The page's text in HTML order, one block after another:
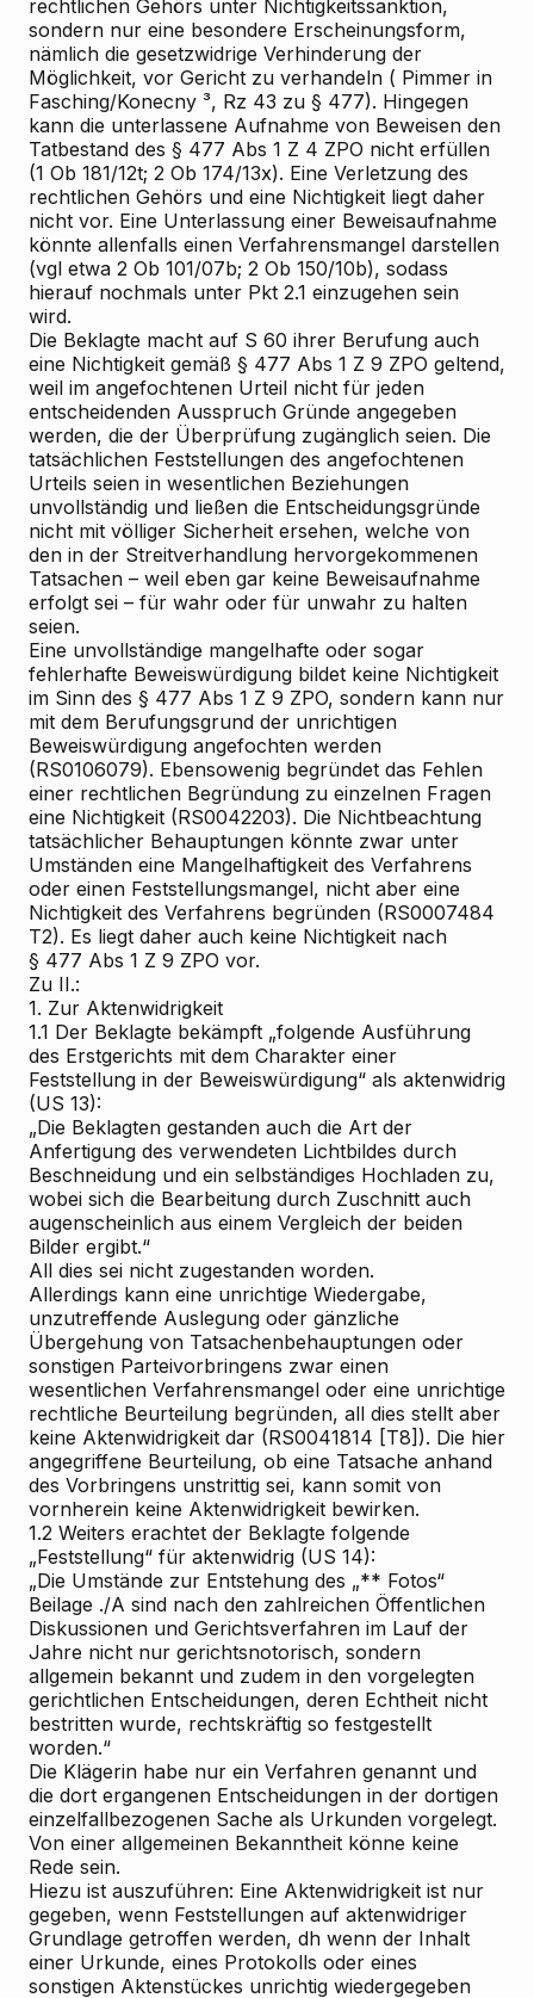
rechtlichen Gehörs unter Nichtigkeitssanktion,
sondern nur eine besondere Erscheinungsform,
nämlich die gesetzwidrige Verhinderung der
Möglichkeit, vor Gericht zu verhandeln ( Pimmer in
Fasching/Konecny ³, Rz 43 zu § 477). Hingegen
kann die unterlassene Aufnahme von Beweisen den
Tatbestand des § 477 Abs 1 Z 4 ZPO nicht erfüllen
(1 Ob 181/12t; 2 Ob 174/13x). Eine Verletzung des
rechtlichen Gehörs und eine Nichtigkeit liegt daher
nicht vor. Eine Unterlassung einer Beweisaufnahme
könnte allenfalls einen Verfahrensmangel darstellen
(vgl etwa 2 Ob 101/07b; 2 Ob 150/10b), sodass
hierauf nochmals unter Pkt 2.1 einzugehen sein
wird.
Die Beklagte macht auf S 60 ihrer Berufung auch
eine Nichtigkeit gemäß § 477 Abs 1 Z 9 ZPO geltend,
weil im angefochtenen Urteil nicht für jeden
entscheidenden Ausspruch Gründe angegeben
werden, die der Überprüfung zugänglich seien. Die
tatsächlichen Feststellungen des angefochtenen
Urteils seien in wesentlichen Beziehungen
unvollständig und ließen die Entscheidungsgründe
nicht mit völliger Sicherheit ersehen, welche von
den in der Streitverhandlung hervorgekommenen
Tatsachen – weil eben gar keine Beweisaufnahme
erfolgt sei – für wahr oder für unwahr zu halten
seien.
Eine unvollständige mangelhafte oder sogar
fehlerhafte Beweiswürdigung bildet keine Nichtigkeit
im Sinn des § 477 Abs 1 Z 9 ZPO, sondern kann nur
mit dem Berufungsgrund der unrichtigen
Beweiswürdigung angefochten werden
(RS0106079). Ebensowenig begründet das Fehlen
einer rechtlichen Begründung zu einzelnen Fragen
eine Nichtigkeit (RS0042203). Die Nichtbeachtung
tatsächlicher Behauptungen könnte zwar unter
Umständen eine Mangelhaftigkeit des Verfahrens
oder einen Feststellungsmangel, nicht aber eine
Nichtigkeit des Verfahrens begründen (RS0007484
T2). Es liegt daher auch keine Nichtigkeit nach
§ 477 Abs 1 Z 9 ZPO vor.
Zu II.:
1. Zur Aktenwidrigkeit
1.1 Der Beklagte bekämpft „folgende Ausführung
des Erstgerichts mit dem Charakter einer
Feststellung in der Beweiswürdigung“ als aktenwidrig
(US 13):
„Die Beklagten gestanden auch die Art der
Anfertigung des verwendeten Lichtbildes durch
Beschneidung und ein selbständiges Hochladen zu,
wobei sich die Bearbeitung durch Zuschnitt auch
augenscheinlich aus einem Vergleich der beiden
Bilder ergibt.“
All dies sei nicht zugestanden worden.
Allerdings kann eine unrichtige Wiedergabe,
unzutreffende Auslegung oder gänzliche
Übergehung von Tatsachenbehauptungen oder
sonstigen Parteivorbringens zwar einen
wesentlichen Verfahrensmangel oder eine unrichtige
rechtliche Beurteilung begründen, all dies stellt aber
keine Aktenwidrigkeit dar (RS0041814 [T8]). Die hier
angegriffene Beurteilung, ob eine Tatsache anhand
des Vorbringens unstrittig sei, kann somit von
vornherein keine Aktenwidrigkeit bewirken.
1.2 Weiters erachtet der Beklagte folgende
„Feststellung“ für aktenwidrig (US 14):
„Die Umstände zur Entstehung des „** Fotos“
Beilage ./A sind nach den zahlreichen Öffentlichen
Diskussionen und Gerichtsverfahren im Lauf der
Jahre nicht nur gerichtsnotorisch, sondern
allgemein bekannt und zudem in den vorgelegten
gerichtlichen Entscheidungen, deren Echtheit nicht
bestritten wurde, rechtskräftig so festgestellt
worden.“
Die Klägerin habe nur ein Verfahren genannt und
die dort ergangenen Entscheidungen in der dortigen
einzelfallbezogenen Sache als Urkunden vorgelegt.
Von einer allgemeinen Bekanntheit könne keine
Rede sein.
Hiezu ist auszuführen: Eine Aktenwidrigkeit ist nur
gegeben, wenn Feststellungen auf aktenwidriger
Grundlage getroffen werden, dh wenn der Inhalt
einer Urkunde, eines Protokolls oder eines
sonstigen Aktenstückes unrichtig wiedergegeben